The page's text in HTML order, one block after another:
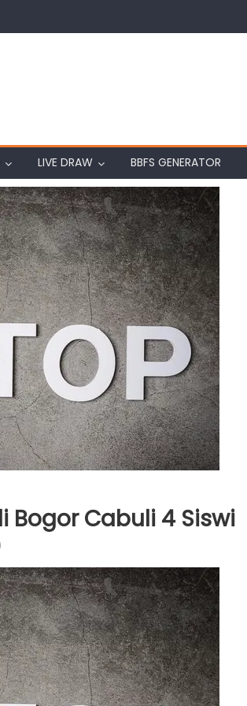
LIVE DRAW BBFS GENERATOR
Bogor Cabuli 4 Siswi